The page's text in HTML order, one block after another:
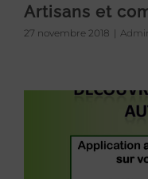
Artisans et
27 novembre 2018 |